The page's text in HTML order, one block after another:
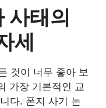
사태의
세
것이 너무 좋아 보
가장 기본적인 교
다. 폰지 사기 논